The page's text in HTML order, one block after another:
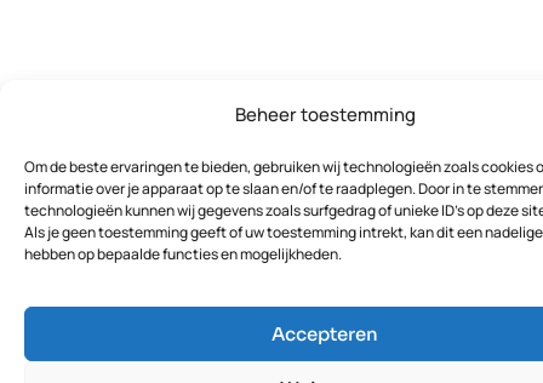
Beheer toestemming
Om de beste ervaringen te bieden, gebruiken wij technologieën zoals cookies
informatie over je apparaat op te slaan en/of te raadplegen. Door in te
technologieën kunnen wij gegevens zoals surfgedrag of unieke ID's op deze
Als je geen toestemming geeft of uw toestemming intrekt, kan dit een
hebben op bepaalde functies en mogelijkheden.
Accepteren